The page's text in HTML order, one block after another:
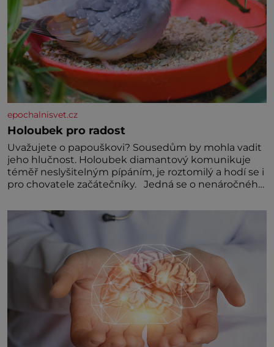
epochalnisvet.cz
Holoubek pro radost
Uvažujete o papouškovi? Sousedům by mohla vadit
jeho hlučnost. Holoubek diamantový komunikuje
téměř neslyšitelným pípáním, je roztomilý a hodí se i
pro chovatele začátečníky. Jedná se o nenáročného
Hodně času tráví na zemi, kde sbírá zbytky semínek
Jeho domovinou je prakticky celá Austrálie s
výjimkou pobřežní oblasti.